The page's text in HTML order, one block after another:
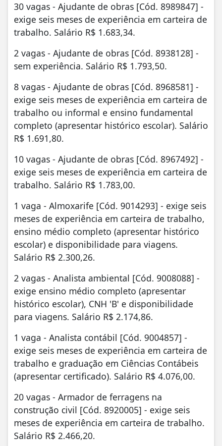
30 vagas - Ajudante de obras [Cód. 8989847] -
exige seis meses de experiência em carteira de
trabalho. Salário R$ 1.683,34.
2 vagas - Ajudante de obras [Cód. 8938128] -
sem experiência. Salário R$ 1.793,50.
8 vagas - Ajudante de obras [Cód. 8968581] -
exige seis meses de experiência em carteira de
trabalho ou informal e ensino fundamental
completo (apresentar histórico escolar). Salário
R$ 1.691,80.
10 vagas - Ajudante de obras [Cód. 8967492] -
exige seis meses de experiência em carteira de
trabalho. Salário R$ 1.783,00.
1 vaga - Almoxarife [Cód. 9014293] - exige seis
meses de experiência em carteira de trabalho,
ensino médio completo (apresentar histórico
escolar) e disponibilidade para viagens.
Salário R$ 2.300,26.
2 vagas - Analista ambiental [Cód. 9008088] -
exige ensino médio completo (apresentar
histórico escolar), CNH 'B' e disponibilidade
para viagens. Salário R$ 2.174,86.
1 vaga - Analista contábil [Cód. 9004857] -
exige seis meses de experiência em carteira de
trabalho e graduação em Ciências Contábeis
(apresentar certificado). Salário R$ 4.076,00.
20 vagas - Armador de ferragens na
construção civil [Cód. 8920005] - exige seis
meses de experiência em carteira de trabalho.
Salário R$ 2.466,20.